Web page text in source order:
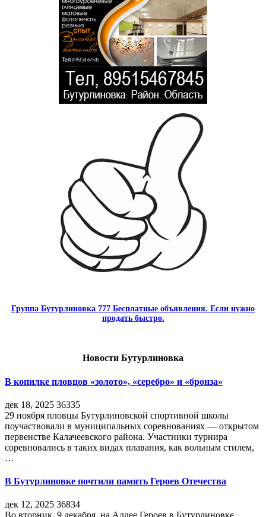
Группа Бутурлиновка 777 Бесплатные объявления. Если нужно
продать быстро.
Новости Бутурлиновка
В копилке пловцов «золото», «серебро» и «бронза»
дек 18, 2025 36335
29 ноября пловцы Бутурлиновской спортивной школы
поучаствовали в муниципальных соревнованиях — открытом
первенстве Калачеевского района. Участники турнира
соревновались в таких видах плавания, как вольным стилем,
…
В Бутурлиновке почтили память Героев Отечества
дек 12, 2025 36834